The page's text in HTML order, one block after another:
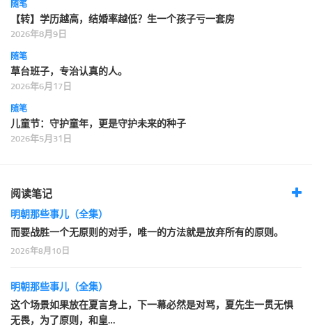
随笔
【转】学历越高，结婚率越低？生一个孩子亏一套房
2026年8月9日
随笔
草台班子，专治认真的人。
2026年6月17日
随笔
儿童节：守护童年，更是守护未来的种子
2026年5月31日
阅读笔记
明朝那些事儿（全集）
而要战胜一个无原则的对手，唯一的方法就是放弃所有的原则。
2026年8月10日
明朝那些事儿（全集）
这个场景如果放在夏言身上，下一幕必然是对骂，夏先生一贯无惧
无畏，为了原则，和皇…